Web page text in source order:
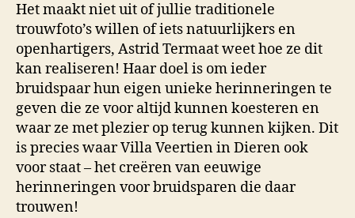
Het maakt niet uit of jullie traditionele
trouwfoto’s willen of iets natuurlijkers en
openhartigers, Astrid Termaat weet hoe ze dit
kan realiseren! Haar doel is om ieder
bruidspaar hun eigen unieke herinneringen te
geven die ze voor altijd kunnen koesteren en
waar ze met plezier op terug kunnen kijken. Dit
is precies waar Villa Veertien in Dieren ook
voor staat – het creëren van eeuwige
herinneringen voor bruidsparen die daar
trouwen!